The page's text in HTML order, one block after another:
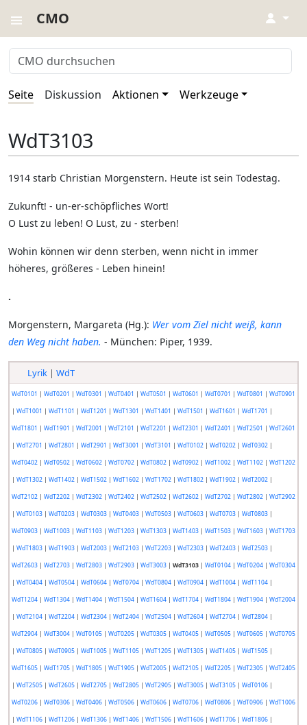
CMO ↓
Seite Diskussion Aktionen Werkzeuge
WdT3103
1914 starb Christian Morgenstern. Heute ist sein Todestag.
Zukunft! - un-er-schöpfliches Wort!
O Lust zu leben! O Lust, zu - sterben!
Wohin können wir denn sterben, wenn nicht in immer
höheres, größeres - Leben hinein!
.
Morgenstern, Margareta (Hg.): Wer vom Ziel nicht weiß, kann
den Weg nicht haben. - München: Piper, 1939.
Lyrik| WdT
WdT0101 | WdT0201 | WdT0301 | WdT0401 | WdT0501 | WdT0601 | WdT0701 | WdT0801 | WdT0901
| WdT1001 | WdT1101 | WdT1201 | WdT1301 | WdT1401 | WdT1501 | WdT1601 | WdT1701 |
WdT1801 | WdT1901 | WdT2001 | WdT2101 | WdT2201 | WdT2301 | WdT2401 | WdT2501 | WdT2601
| WdT2701 | WdT2801 | WdT2901 | WdT3001 | WdT3101 | WdT0102| WdT0202| WdT0302|
WdT0402| WdT0502| WdT0602| WdT0702| WdT0802| WdT0902| WdT1002| WdT1102| WdT1202
| WdT1302| WdT1402| WdT1502| WdT1602| WdT1702| WdT1802| WdT1902| WdT2002|
WdT2102| WdT2202| WdT2302| WdT2402| WdT2502| WdT2602| WdT2702| WdT2802| WdT2902
| WdT0103| WdT0203| WdT0303| WdT0403| WdT0503| WdT0603| WdT0703| WdT0803|
WdT0903| WdT1003| WdT1103| WdT1203| WdT1303| WdT1403| WdT1503| WdT1603| WdT1703
| WdT1803| WdT1903| WdT2003| WdT2103| WdT2203| WdT2303| WdT2403| WdT2503|
WdT2603| WdT2703| WdT2803| WdT2903| WdT3003| WdT3103| WdT0104| WdT0204| WdT0304
| WdT0404| WdT0504| WdT0604| WdT0704| WdT0804| WdT0904| WdT1004| WdT1104|
WdT1204| WdT1304| WdT1404| WdT1504| WdT1604| WdT1704| WdT1804| WdT1904| WdT2004
| WdT2104| WdT2204| WdT2304| WdT2404| WdT2504| WdT2604| WdT2704| WdT2804|
WdT2904| WdT3004| WdT0105| WdT0205| WdT0305| WdT0405| WdT0505| WdT0605| WdT0705
| WdT0805| WdT0905| WdT1005| WdT1105| WdT1205| WdT1305| WdT1405| WdT1505|
WdT1605| WdT1705| WdT1805| WdT1905| WdT2005| WdT2105| WdT2205| WdT2305| WdT2405
| WdT2505| WdT2605| WdT2705| WdT2805| WdT2905| WdT3005| WdT3105| WdT0106|
WdT0206| WdT0306| WdT0406| WdT0506| WdT0606| WdT0706| WdT0806| WdT0906| WdT1006
| WdT1106| WdT1206| WdT1306| WdT1406| WdT1506| WdT1606| WdT1706| WdT1806|